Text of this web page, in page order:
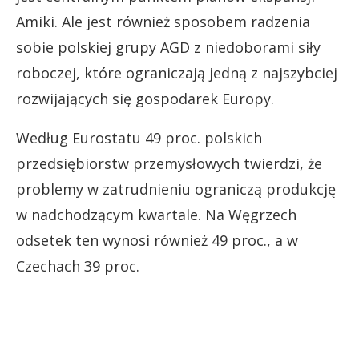
Amiki. Ale jest również sposobem radzenia
sobie polskiej grupy AGD z niedoborami siły
roboczej, które ograniczają jedną z najszybciej
rozwijających się gospodarek Europy.
Według Eurostatu 49 proc. polskich
przedsiębiorstw przemysłowych twierdzi, że
problemy w zatrudnieniu ograniczą produkcję
w nadchodzącym kwartale. Na Węgrzech
odsetek ten wynosi również 49 proc., a w
Czechach 39 proc.